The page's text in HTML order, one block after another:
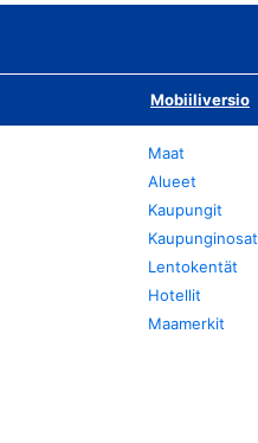
Mobiiliversio
Maat
Alueet
Kaupungit
Kaupunginosat
Lentokentät
Hotellit
Maamerkit